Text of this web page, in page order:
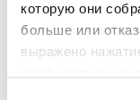
которую они
больше или
выражено
News
aziende